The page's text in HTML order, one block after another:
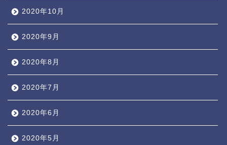
2020年10月
2020年9月
2020年8月
2020年7月
2020年6月
2020年5月